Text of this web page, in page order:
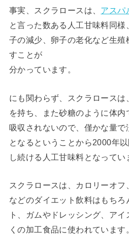
事実、スクラロースは、 アスパ
と言った数ある人工甘味料同
子の減少、卵子の老化など生殖
すことが
分かっています。
にも関わらず、スクラロースは
を持ち、また砂糖のように体内
吸収されないので、僅かな量
となるということから2000年
し続ける人工甘味料となってい
スクラロースは、カロリーオ
などのダイエット飲料はもち
ト、ガムやドレッシング、ア
くの加工食品に使われています